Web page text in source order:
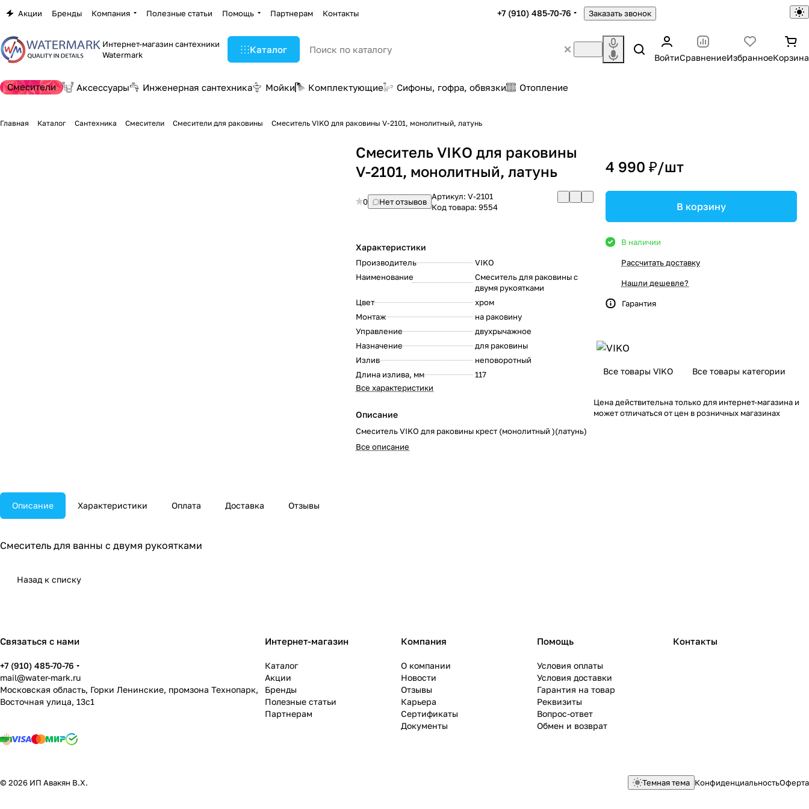
Акции Бренды Компания Полезные статьи Помощь Партнерам Контакты +7 (910) 485-70-76 Заказать звонок
Интернет-магазин сантехники
Watermark
Каталог
ВойтиСравнениеИзбранноеКорзина
Смесители Аксессуары Инженерная сантехника Мойки Комплектующие Сифоны, гофра, обвязки Отопление
Главная Каталог Сантехника Смесители Смесители для раковины Смеситель VIKO для раковины V-2101, монолитный, латунь
Смеситель VIKO для раковины
V-2101, монолитный, латунь
0 Нет отзывов
Артикул:V-2101
Код товара:9554
Характеристики
Производитель
:
VIKO
Наименование
Смеситель для раковины с
двумя рукоятками
Цвет
хром
Монтаж
:
на раковину
Управление
:
двухрычажное
Назначение
:
для раковины
Излив
:
неповоротный
Длина излива, мм
:
117
Все характеристики
Описание
Смеситель VIKO для раковины крест (монолитный )(латунь)
Все описание
4 990 ₽/шт
В корзину
В наличии
Рассчитать доставку
Нашли дешевле?
Гарантия
Все товары VIKO Все товары категории
Цена действительна только для интернет-магазина и
может отличаться от цен в розничных магазинах
Описание Характеристики Оплата Доставка Отзывы
Смеситель для ванны с двумя рукоятками
Назад к списку
Связаться с нами
+7 (910) 485-70-76
mail@water-mark.ru
Московская область, Горки Ленинские, промзона Технопарк,
Восточная улица, 13с1
Интернет-магазин
Каталог
Акции
Бренды
Полезные статьи
Партнерам
Компания
О компании
Новости
Отзывы
Карьера
Сертификаты
Документы
Помощь
Условия оплаты
Условия доставки
Гарантия на товар
Реквизиты
Вопрос-ответ
Обмен и возврат
Контакты
© 2026 ИП Авакян В.Х. Темная тема КонфиденциальностьОферта